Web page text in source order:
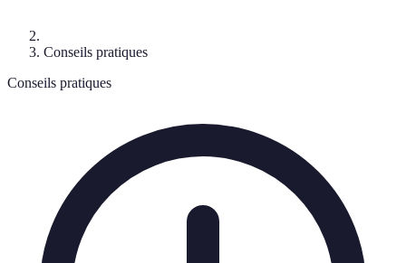
Conseils pratiques
Conseils pratiques